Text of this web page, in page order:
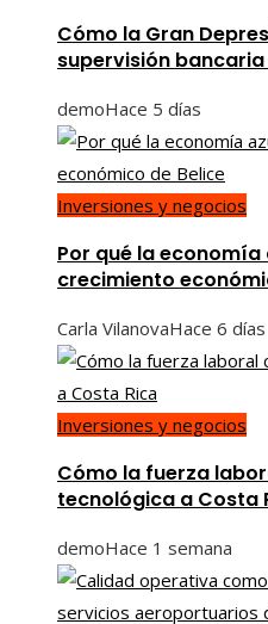
Cómo la Gran
supervisión
demoHace 5 días
Inversiones y negocios
Por qué la
crecimiento
Carla VilanovaHace 6 días
Inversiones y negocios
Cómo la fuerza
tecnológica a Costa
demoHace 1 semana